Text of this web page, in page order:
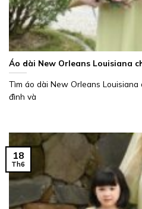
Áo dài New Orleans Louisiana
Tìm áo dài New Orleans Louisiana
đình và
18
Th6